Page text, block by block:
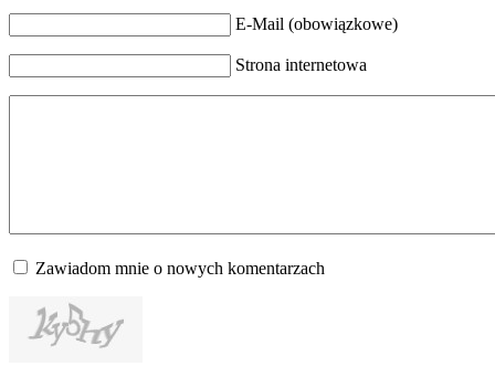
E-Mail (obowiązkowe)
Strona internetowa
Zawiadom mnie o nowych komentarzach